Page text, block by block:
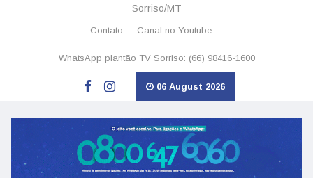
Sorriso/MT
Contato Canal no Youtube
WhatsApp plantão TV Sorriso: (66) 98416-1600
06 August 2026